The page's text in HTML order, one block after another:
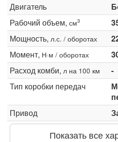
Двигатель
Рабочий объем, см3
Мощность, л.с. / оборотах
Момент, Н·м / оборотах
Расход комби, л на 100 км
-
Тип коробки передач
Привод
Показать все